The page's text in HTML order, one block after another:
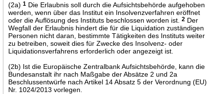
(2a)1 Die Erlaubnis soll durch die Aufsichtsbehörde aufgehoben
werden, wenn über das Institut ein Insolvenzverfahren eröffnet
oder die Auflösung des Instituts beschlossen worden ist.2 Der
Wegfall der Erlaubnis hindert die für die Liquidation zuständigen
Personen nicht daran, bestimmte Tätigkeiten des Instituts weiter
zu betreiben, soweit dies für Zwecke des Insolvenz- oder
Liquidationsverfahrens erforderlich oder angezeigt ist.
(2b) Ist die Europäische Zentralbank Aufsichtsbehörde, kann die
Bundesanstalt ihr nach Maßgabe der Absätze 2 und 2a
Beschlussentwürfe nach Artikel 14 Absatz 5 der Verordnung (EU)
Nr. 1024/2013 vorlegen.